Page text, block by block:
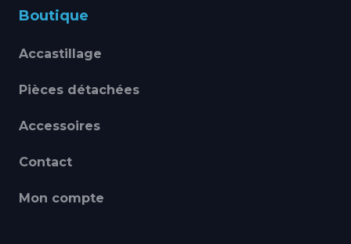
Boutique
Accastillage
Pièces détachées
Accessoires
Contact
Mon compte